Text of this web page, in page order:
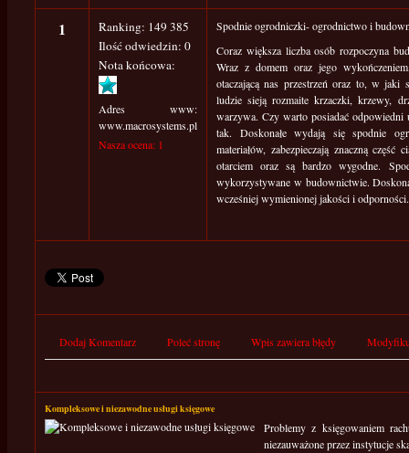
1
Ranking: 149 385
Ilość odwiedzin: 0
Nota końcowa:
Adres www:
www.macrosystems.pl
Nasza ocena: 1
Spodnie ogrodniczki- ogrodnictwo i
Coraz większa liczba osób rozpoczyna
Wraz z domem oraz jego
otaczającą nas przestrzeń oraz to, w jaki
ludzie sieją rozmaite krzaczki, krzewy,
warzywa. Czy warto posiadać
tak. Doskonałe wydają się spodnie
materiałów, zabezpieczają znaczną część
otarciem oraz są bardzo wygodne.
wykorzystywane w budownictwie.
wcześniej wymienionej jakości i odporności.
Dodaj Komentarz Poleć stronę Wpis zawiera błędy
Kompleksowe i niezawodne usługi księgowe
Problemy z księgowaniem
niezauważone przez instytucje